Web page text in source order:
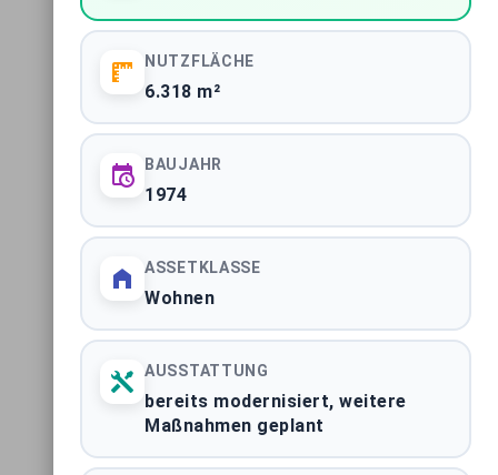
ALLE 61 MARKTBERICHTE ANZEIGEN
Impressum | Datenschutzerklärung
NUTZFLÄCHE
6.318 m²
BAUJAHR
1974
ASSETKLASSE
Wohnen
AUSSTATTUNG
bereits modernisiert, weitere
Maßnahmen geplant